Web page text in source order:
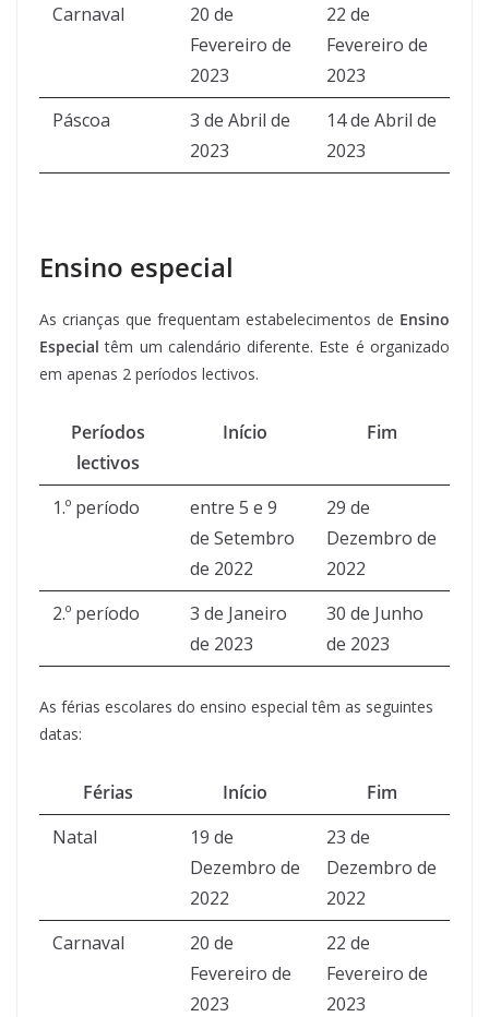
Carnaval
20 de
Fevereiro de
2023
22 de
Fevereiro de
2023
Páscoa
3 de Abril de
2023
14 de Abril de
2023
Ensino especial
As crianças que frequentam estabelecimentos de Ensino
Especial têm um calendário diferente. Este é organizado
em apenas 2 períodos lectivos.
Períodos
lectivos
Início Fim
1.º período
entre 5 e 9
de Setembro
de 2022
29 de
Dezembro de
2022
2.º período
3 de Janeiro
de 2023
30 de Junho
de 2023
As férias escolares do ensino especial têm as seguintes
datas:
Férias Início
Fim
Natal
19 de
Dezembro de
2022
23 de
Dezembro de
2022
Carnaval
20 de
Fevereiro de
2023
22 de
Fevereiro de
2023